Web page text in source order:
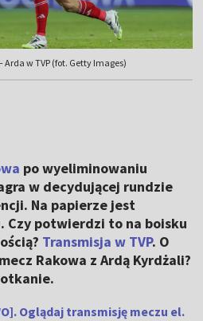
w TVP (fot. Getty Images)
po wyeliminowaniu
w decydującej rundzie
Na papierze jest
Czy potwierdzi to na boisku
Transmisja w TVP. O
Rakowa z Ardą Kyrdżali?
Oglądaj transmisję meczu el.